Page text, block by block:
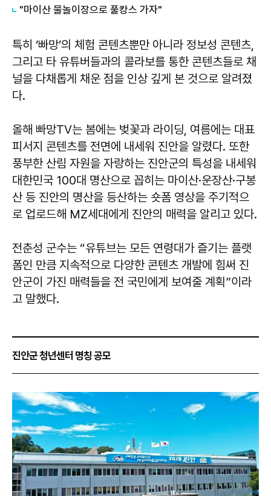
"마이산 물놀이장으로 풀캉스 가자"
특히 ‘빠망’의 체험 콘텐츠뿐만 아니라 정보성 콘텐츠,
그리고 타 유튜버들과의 콜라보를 통한 콘텐츠들로 채
널을 다채롭게 채운 점을 인상 깊게 본 것으로 알려졌
다.
올해 빠망TV는 봄에는 벚꽃과 라이딩, 여름에는 대표
피서지 콘텐츠를 전면에 내세워 진안을 알렸다. 또한
풍부한 산림 자원을 자랑하는 진안군의 특성을 내세워
대한민국 100대 명산으로 꼽히는 마이산·운장산·구봉
산 등 진안의 명산을 등산하는 숏폼 영상을 주기적으
로 업로드해 MZ세대에게 진안의 매력을 알리고 있다.
전춘성 군수는 “유튜브는 모든 연령대가 즐기는 플랫
폼인 만큼 지속적으로 다양한 콘텐츠 개발에 힘써 진
안군이 가진 매력들을 전 국민에게 보여줄 계획”이라
고 말했다.
진안군 청년센터 명칭 공모